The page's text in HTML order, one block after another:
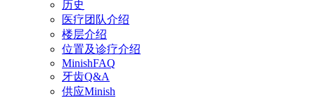
历史
医疗团队介绍
楼层介绍
位置及诊疗介绍
MinishFAQ
牙齿Q&A
供应Minish